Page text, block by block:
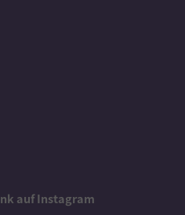
auf Instagram